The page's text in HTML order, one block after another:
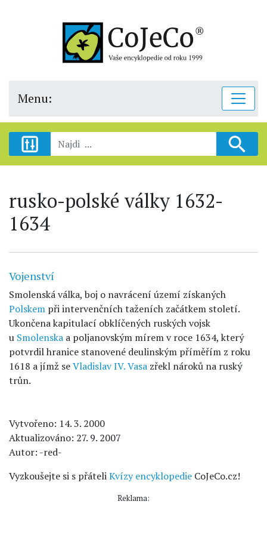
Menu:
rusko-polské války 1632-
1634
Vojenství
Smolenská válka, boj o navrácení území získaných
Polskem při intervenčních taženích začátkem století.
Ukončena kapitulací obklíčených ruských vojsk
u Smolenska a poljanovským mírem v roce 1634, který
potvrdil hranice stanovené deulinským příměřím z roku
1618 a jímž seVladislav IV. Vasa zřekl nároků na ruský
trůn.
Vytvořeno: 14. 3. 2000
Aktualizováno: 27. 9. 2007
Autor: -red-
Vyzkoušejte si s přáteliKvízy encyklopedie CoJeCo.cz!
Reklama: